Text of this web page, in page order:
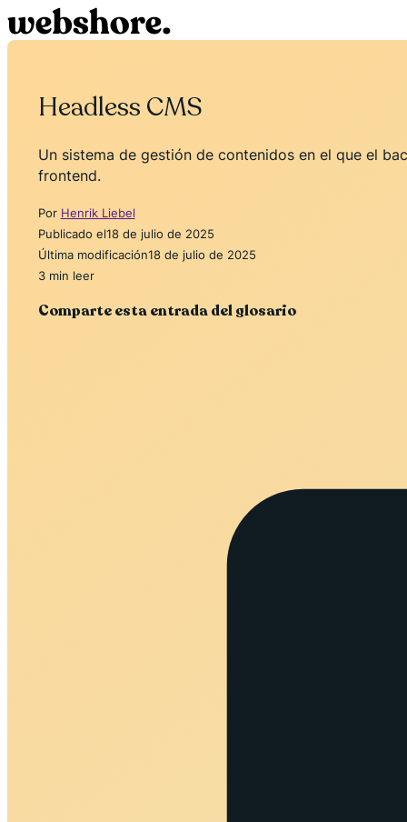
Headless CMS
Un sistema de gestión de contenidos en el que el
frontend.
Por Henrik Liebel
Publicado el18 de julio de 2025
Última modificación18 de julio de 2025
3 min leer
Comparte esta entrada del glosario